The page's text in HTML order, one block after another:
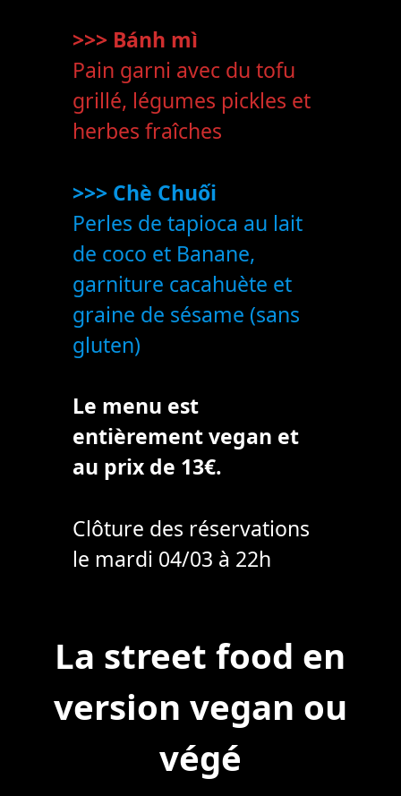
>>> Bánh mì
Pain garni avec du tofu
grillé, légumes pickles et
herbes fraîches
>>> Chè Chuối
Perles de tapioca au lait
de coco et Banane,
garniture cacahuète et
graine de sésame (sans
gluten)
Le menu est
entièrement vegan et
au prix de 13€.
Clôture des réservations
le mardi 04/03 à 22h
navigation
La street food en
version vegan ou
végé